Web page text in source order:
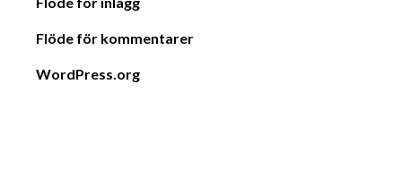
Flöde för kommentarer
WordPress.org